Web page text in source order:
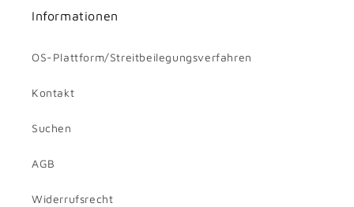
Informationen
OS-Plattform/Streitbeilegungsverfahren
Kontakt
Suchen
AGB
Widerrufsrecht